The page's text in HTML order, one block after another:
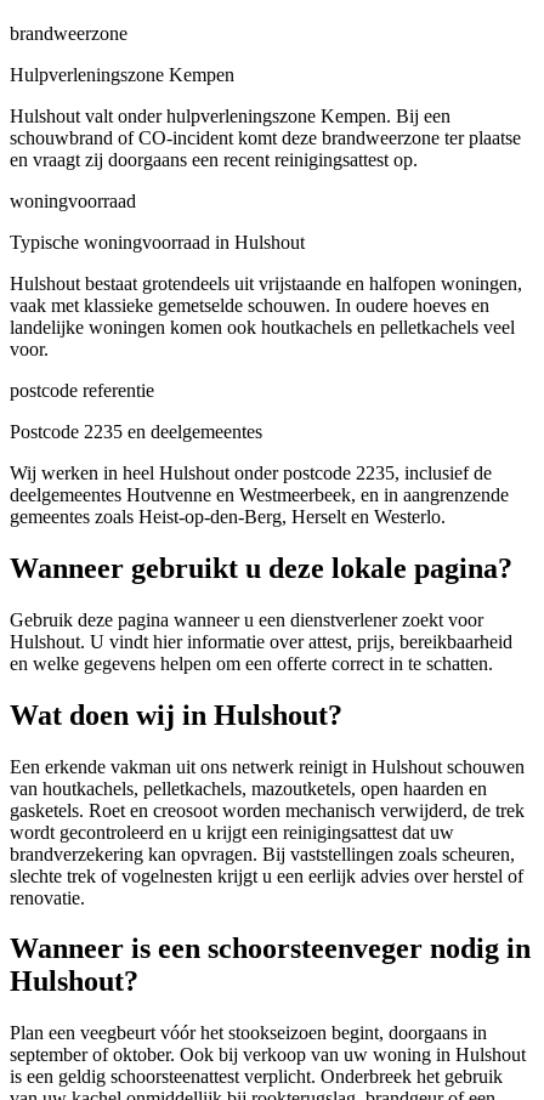
brandweerzone
Hulpverleningszone Kempen
Hulshout valt onder hulpverleningszone Kempen. Bij een
schouwbrand of CO-incident komt deze brandweerzone ter plaatse
en vraagt zij doorgaans een recent reinigingsattest op.
woningvoorraad
Typische woningvoorraad in Hulshout
Hulshout bestaat grotendeels uit vrijstaande en halfopen woningen,
vaak met klassieke gemetselde schouwen. In oudere hoeves en
landelijke woningen komen ook houtkachels en pelletkachels veel
voor.
postcode referentie
Postcode 2235 en deelgemeentes
Wij werken in heel Hulshout onder postcode 2235, inclusief de
deelgemeentes Houtvenne en Westmeerbeek, en in aangrenzende
gemeentes zoals Heist-op-den-Berg, Herselt en Westerlo.
Wanneer gebruikt u deze lokale pagina?
Gebruik deze pagina wanneer u een dienstverlener zoekt voor
Hulshout. U vindt hier informatie over attest, prijs, bereikbaarheid
en welke gegevens helpen om een offerte correct in te schatten.
Wat doen wij in Hulshout?
Een erkende vakman uit ons netwerk reinigt in Hulshout schouwen
van houtkachels, pelletkachels, mazoutketels, open haarden en
gasketels. Roet en creosoot worden mechanisch verwijderd, de trek
wordt gecontroleerd en u krijgt een reinigingsattest dat uw
brandverzekering kan opvragen. Bij vaststellingen zoals scheuren,
slechte trek of vogelnesten krijgt u een eerlijk advies over herstel of
renovatie.
Wanneer is een schoorsteenveger nodig in
Hulshout?
Plan een veegbeurt vóór het stookseizoen begint, doorgaans in
september of oktober. Ook bij verkoop van uw woning in Hulshout
is een geldig schoorsteenattest verplicht. Onderbreek het gebruik